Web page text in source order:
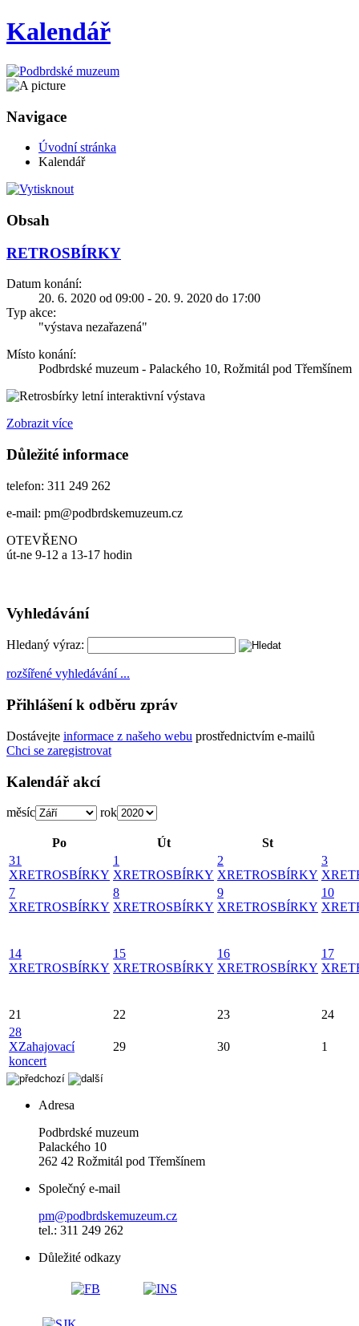
Kalendář
Navigace
Úvodní stránka
Kalendář
Obsah
RETROSBÍRKY
Datum konání:
20. 6. 2020 od 09:00 - 20. 9. 2020 do 17:00
Typ akce:
"výstava nezařazená"
Místo konání:
Podbrdské muzeum - Palackého 10, Rožmitál pod Třemšínem
letní interaktivní výstava
Zobrazit více
Důležité informace
telefon: 311 249 262
e-mail: pm@podbrdskemuzeum.cz
OTEVŘENO
út-ne 9-12 a 13-17 hodin
Vyhledávání
Hledaný výraz:
rozšířené vyhledávání ...
Přihlášení k odběru zpráv
Dostávejte informace z našeho webu prostřednictvím e-mailů
Chci se zaregistrovat
Kalendář akcí
měsíc rok
Po Út
St
31
XRETROSBÍRKY
1
XRETROSBÍRKY
2
XRETROSBÍRKY
3
X
7
XRETROSBÍRKY
8
XRETROSBÍRKY
9
XRETROSBÍRKY
10
X
14
XRETROSBÍRKY
15
XRETROSBÍRKY
16
XRETROSBÍRKY
17
X
21 22 23
24
28
XZahajovací
koncert
29 30 1
Adresa
Podbrdské muzeum
Palackého 10
262 42 Rožmitál pod Třemšínem
Společný e-mail
pm@podbrdskemuzeum.cz
tel.: 311 249 262
Důležité odkazy